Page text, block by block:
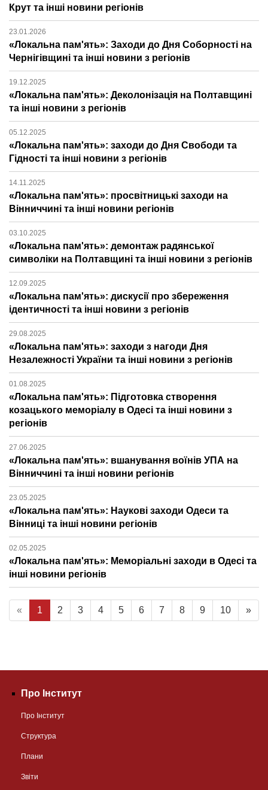
Крут та інші новини регіонів
23.01.2026
«Локальна пам'ять»: Заходи до Дня Соборності на
Чернігівщині та інші новини з регіонів
19.12.2025
«Локальна пам'ять»: Деколонізація на Полтавщині
та інші новини з регіонів
05.12.2025
«Локальна пам'ять»: заходи до Дня Свободи та
Гідності та інші новини з регіонів
14.11.2025
«Локальна пам'ять»: просвітницькі заходи на
Вінниччині та інші новини регіонів
03.10.2025
«Локальна пам'ять»: демонтаж радянської
символіки на Полтавщині та інші новини з регіонів
12.09.2025
«Локальна пам'ять»: дискусії про збереження
ідентичності та інші новини з регіонів
29.08.2025
«Локальна пам'ять»: заходи з нагоди Дня
Незалежності України та інші новини з регіонів
01.08.2025
«Локальна пам'ять»: Підготовка створення
козацького меморіалу в Одесі та інші новини з
регіонів
27.06.2025
«Локальна пам'ять»: вшанування воїнів УПА на
Вінниччині та інші новини регіонів
23.05.2025
«Локальна пам'ять»: Наукові заходи Одеси та
Вінниці та інші новини регіонів
02.05.2025
«Локальна пам'ять»: Меморіальні заходи в Одесі та
інші новини регіонів
« 1 2 3 4 5 6 7 8 9 10 »
Про Інститут
Про Інститут
Структура
Плани
Звіти